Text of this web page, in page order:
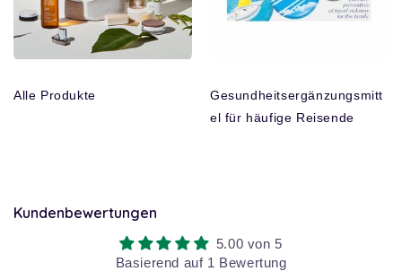
Alle Produkte
Gesundheitsergänzungsmitt
el für häufige Reisende
Kundenbewertungen
5.00 von 5
Basierend auf 1 Bewertung